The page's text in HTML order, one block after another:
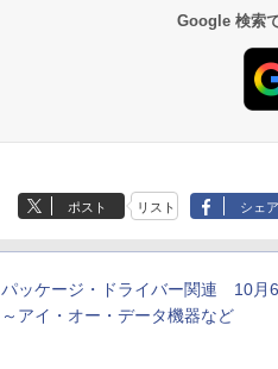
Google 検索
ポスト リスト シェア
パッケージ・ドライバー関連 10
～アイ・オー・データ機器など